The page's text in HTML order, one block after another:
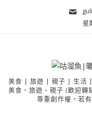
星
美食 | 旅遊 | 親子 | 生活
美食、旅遊、親子 (歡迎轉
尊重創作權，若